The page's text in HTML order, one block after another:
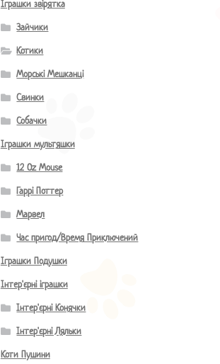
Іграшки звірятка
Зайчики
Котики
Морські Мешканці
Свинки
Собачки
Іграшки мультяшки
12 Oz Mouse
Гаррі Поттер
Марвел
Час пригод/Время Приключений
Іграшки Подушки
Інтер'єрні іграшки
Інтер'єрні Конячки
Інтер'єрні Ляльки
Коти Пушини